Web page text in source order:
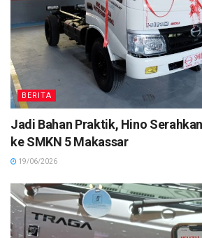
BERITA
Jadi Bahan Praktik, Hino
ke SMKN 5 Makassar
19/06/2026